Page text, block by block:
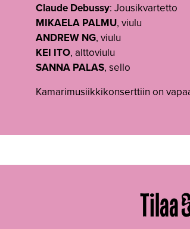
Claude Debussy: Jousikvartetto
MIKAELA PALMU, viulu
ANDREW NG, viulu
KEI ITO, alttoviulu
SANNA PALAS, sello
Kamarimusiikkikonserttiin on
Tilaa